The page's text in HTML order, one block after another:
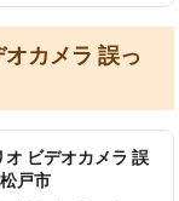
カメラ 誤っ
ビデオカメラ 誤
戸市